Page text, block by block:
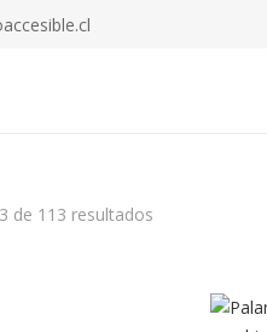
de 113 resultados